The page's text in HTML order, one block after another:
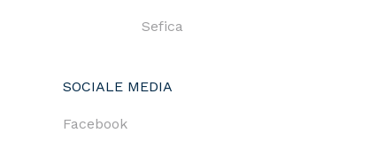
Sefica
SOCIALE MEDIA
Facebook